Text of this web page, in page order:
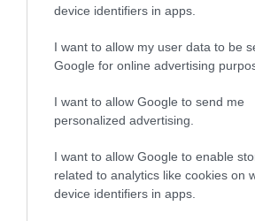
device identifiers in apps.
I want to allow my user data to be
Google for online advertising
I want to allow Google to send me
personalized advertising.
I want to allow Google to enable
related to analytics like cookies on
device identifiers in apps.
Gyerekek, akik képtelenek
árnyékából
Nem csak a híres emberek gyermekei
árnyékában.